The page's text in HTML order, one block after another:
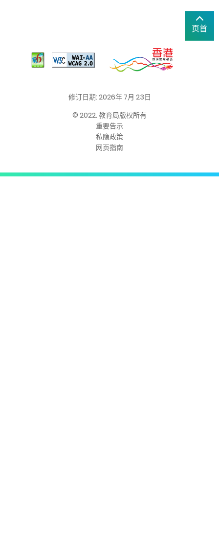
页首
修订日期: 2026年 7月 23日
© 2022. 教育局版权所有
重要告示
私隐政策
网页指南